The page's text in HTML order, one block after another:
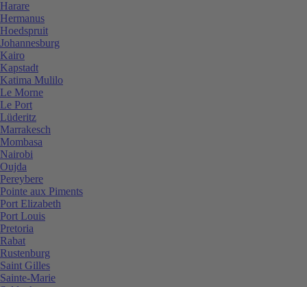
Harare
Hermanus
Hoedspruit
Johannesburg
Kairo
Kapstadt
Katima Mulilo
Le Morne
Le Port
Lüderitz
Marrakesch
Mombasa
Nairobi
Oujda
Pereybere
Pointe aux Piments
Port Elizabeth
Port Louis
Pretoria
Rabat
Rustenburg
Saint Gilles
Sainte-Marie